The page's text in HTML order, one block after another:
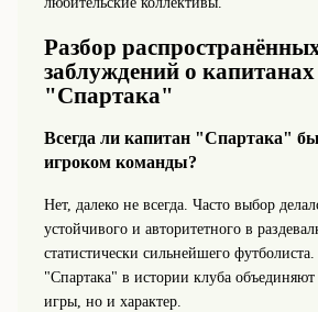
Разбор
заблуждений о капитанах
"Спартака"
Всегда ли капитан "Спартака"
игроком команды?
Нет, далеко не всегда. Часто выбор
устойчивого и авторитетного в
статистически сильнейшего
"Спартака" в истории клуба объединяют
игры, но и характер.